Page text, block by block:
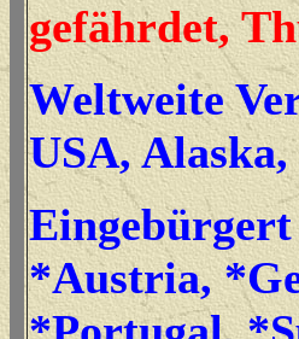
gefährdet,
Weltweite
USA,
*Austria,